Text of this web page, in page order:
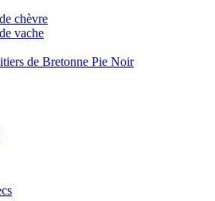
chèvre
vache
de Bretonne Pie Noir